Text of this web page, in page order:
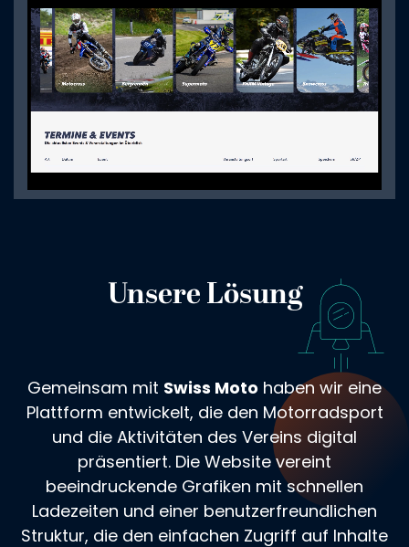
Unsere Lösung
Gemeinsam mit Swiss Moto haben wir eine
Plattform entwickelt, die den Motorradsport
und die Aktivitäten des Vereins digital
präsentiert. Die Website vereint
beeindruckende Grafiken mit schnellen
Ladezeiten und einer benutzerfreundlichen
Struktur, die den einfachen Zugriff auf Inhalte